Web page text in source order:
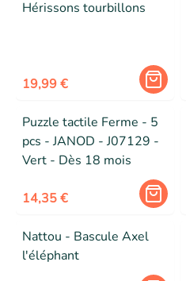
Hérissons tourbillons
19,99 €
Puzzle tactile Ferme - 5
pcs - JANOD - J07129 -
Vert - Dès 18 mois
14,35 €
Nattou - Bascule Axel
l'éléphant